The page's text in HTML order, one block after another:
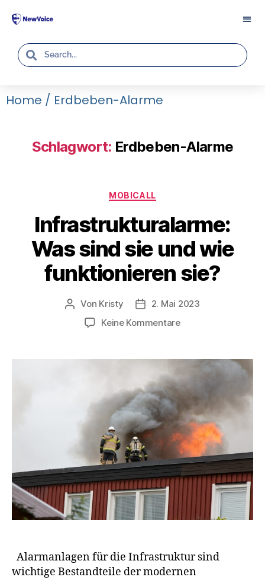
Home / Erdbeben-Alarme
Schlagwort: Erdbeben-Alarme
MOBICALL
Infrastrukturalarme:
Was sind sie und wie
funktionieren sie?
Von Kristy
2. Mai 2023
Keine Kommentare
Alarmanlagen für die Infrastruktur sind
wichtige Bestandteile der modernen